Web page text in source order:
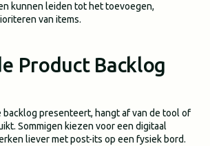
kunnen leiden tot het toevoegen,
van items.
Product Backlog
backlog presenteert, hangt af van de tool of
Sommigen kiezen voor een digitaal
liever met post-its op een fysiek bord.